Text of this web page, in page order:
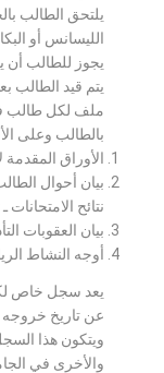
يلتحق الطالب
الليسانس أو
يجوز للطالب أن
يتم قيد الطالب
ملف لكل طالب
بالطالب وعلى
الأوراق المقدمة
بيان أحوال
نتائح الامتحانات
بيان العقوبات
أوجه النشاط
يعد سجل خاص
عن تاريخ خروجه
ويتكون هذا
والأخرى في